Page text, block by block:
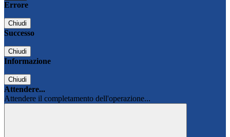
Errore
Chiudi
Successo
Chiudi
Informazione
Chiudi
Attendere...
Attendere il completamento dell'operazione...